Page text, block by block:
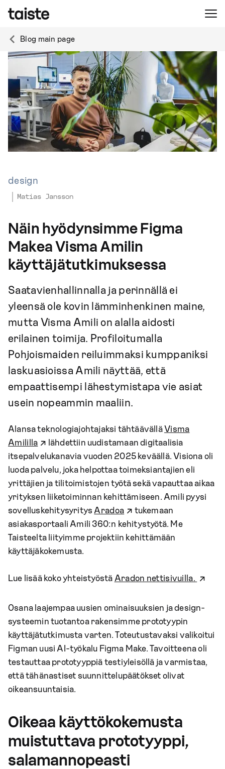
Blog main page
design
Matias Jansson
Näin hyödynsimme Figma
Makea Visma Amilin
käyttäjätutkimuksessa
Saatavienhallinnalla ja perinnällä ei
yleensä ole kovin lämminhenkinen maine,
mutta Visma Amili on alalla aidosti
erilainen toimija. Profiloitumalla
Pohjoismaiden reiluimmaksi kumppaniksi
laskuasioissa Amili näyttää, että
empaattisempi lähestymistapa vie asiat
usein nopeammin maaliin.
Alansa teknologiajohtajaksi tähtäävällä Visma
Amililla
lähdettiin uudistamaan digitaalisia
itsepalvelukanavia vuoden 2025 keväällä. Visiona oli
luoda palvelu, joka helpottaa toimeksiantajien eli
yrittäjien ja tilitoimistojen työtä sekä vapauttaa aikaa
yrityksen liiketoiminnan kehittämiseen. Amili pyysi
sovelluskehitysyritysAradoa
tukemaan
asiakasportaali Amili 360:n kehitystyötä. Me
Taisteelta liityimme projektiin kehittämään
käyttäjäkokemusta.
Lue lisää koko yhteistyöstä Aradon nettisivuilla.
Osana laajempaa uusien ominaisuuksien ja design-
systeemin tuotantoa rakensimme prototyypin
käyttäjätutkimusta varten. Toteutustavaksi valikoitui
Figman uusi AI-työkalu Figma Make. Tavoitteena oli
testauttaa prototyyppiä testiyleisöllä ja varmistaa,
että tähänastiset suunnittelupäätökset olivat
oikeansuuntaisia.
Oikeaa käyttökokemusta
muistuttava prototyyppi,
salamannopeasti